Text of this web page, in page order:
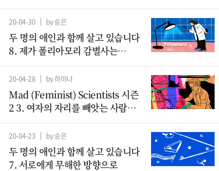
20-04-30 by 승은
두 명의 애인과 함께 살고 있습니다
8. 제가 폴리아모리 감별사는
아니지만요
20-04-28 by 하미나
Mad (Feminist) Scientists 시즌
2 3. 여자의 자리를 빼앗는 사람들 -
컴퓨터과학(1)
20-04-23 by 승은
두 명의 애인과 함께 살고 있습니다
7. 서로에게 무해한 방향으로